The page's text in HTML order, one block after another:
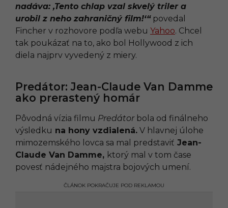
nadáva: ‚Tento chlap vzal skvelý triler a
urobil z neho zahraničný film!‘“povedal
Fincher v rozhovore podľa webu Yahoo. Chcel
tak poukázať na to, ako bol Hollywood z ich
diela najprv vyvedený z miery.
Predátor: Jean-Claude Van Damme
ako prerastený homár
Pôvodná vízia filmu Predátorbola od finálneho
výsledku na hony vzdialená. V hlavnej úlohe
mimozemského lovca sa mal predstaviť Jean-
Claude Van Damme, ktorý mal v tom čase
povesť nádejného majstra bojových umení.
ČLÁNOK POKRAČUJE POD REKLAMOU